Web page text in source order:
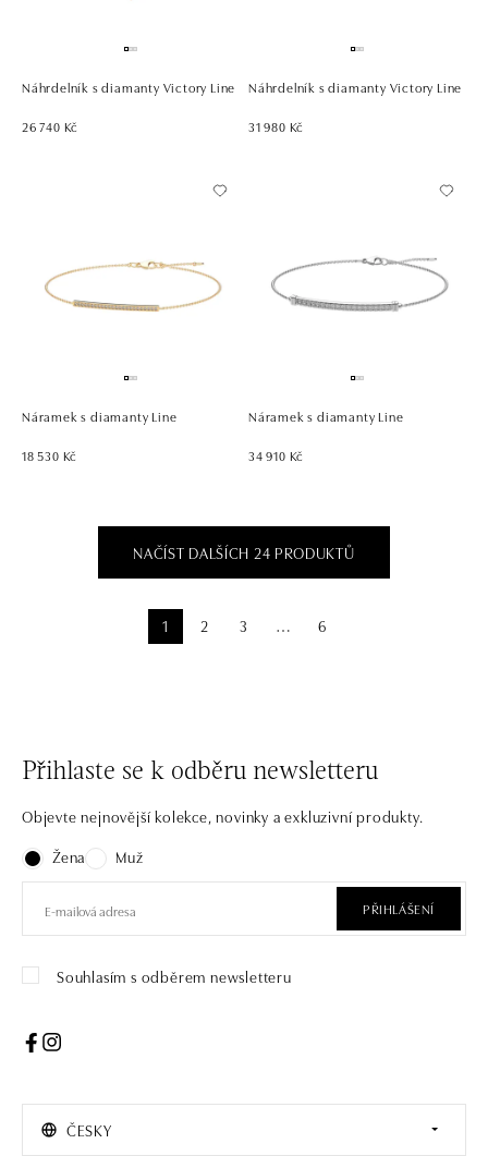
Náhrdelník s diamanty Victory Line
26 740 Kč
Náhrdelník s diamanty Victory Line
31 980 Kč
Náramek s diamanty Line
18 530 Kč
Náramek s diamanty Line
34 910 Kč
NAČÍST DALŠÍCH 24 PRODUKTŮ
1 2 3 ⋯ 6
Přihlaste se k odběru newsletteru
Objevte nejnovější kolekce, novinky a exkluzivní produkty.
Žena
Muž
PŘIHLÁŠENÍ
Souhlasím s odběrem newsletteru
ČESKY